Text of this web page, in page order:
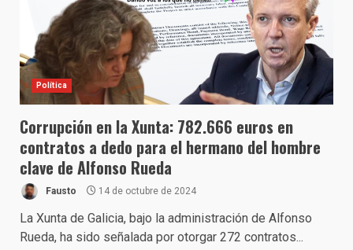
Política
Corrupción en la Xunta: 782.666 euros en
contratos a dedo para el hermano del hombre
clave de Alfonso Rueda
Fausto 14 de octubre de 2024
La Xunta de Galicia, bajo la administración de Alfonso
Rueda, ha sido señalada por otorgar 272 contratos...